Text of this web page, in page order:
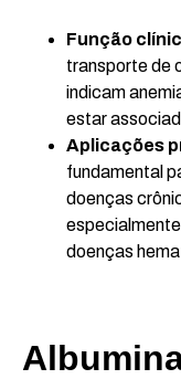
Função
transporte de
indicam
estar
Aplicações
fundamental
doenças
doenças